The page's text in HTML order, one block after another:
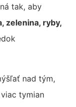
tak, aby
zelenina, ryby,
nad tým,
tymian